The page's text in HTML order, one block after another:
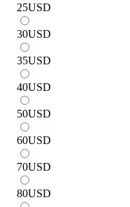
25USD
30USD
35USD
40USD
50USD
60USD
70USD
80USD